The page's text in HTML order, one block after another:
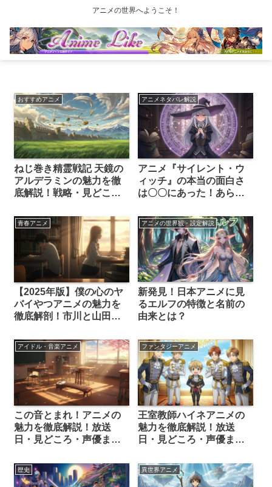
アニメの世界へようこそ！
おすすめアニメ
ねじ巻き精霊戦記 天鏡の
アルデラミンの魅力を徹
底解説！戦略・見どこ
アニメネタバレ解説
アニメ『サイレント・ウ
ィッチ』の本当の面白さ
は〇〇にあった！あらす
点で深掘り
青春アニメ
【2025年版】僕の心のヤ
バイやつアニメの魅力を
徹底解剖！市川と山田の
側まで
アニメの世界観・設定解説
新発見！日本アニメに見
るエルフの特徴と名前の
由来とは？
アイドル・音楽アニメ
この音とまれ！アニメの
魅力を徹底解説！放送
日・見どころ・声優まで
ファンタジーアニメ
王室教師ハイネアニメの
魅力を徹底解説！放送
日・見どころ・声優まで
歴史 異世界アニメ